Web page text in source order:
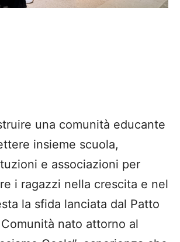
una comunità educante
insieme scuola,
e associazioni per
i ragazzi nella crescita e nel
la sfida lanciata dal Patto
nato attorno al